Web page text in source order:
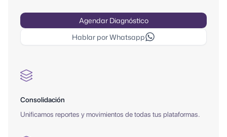
Agendar Diagnóstico
Hablar por Whatsapp
Consolidación
Unificamos reportes y movimientos de todas tus plataformas.